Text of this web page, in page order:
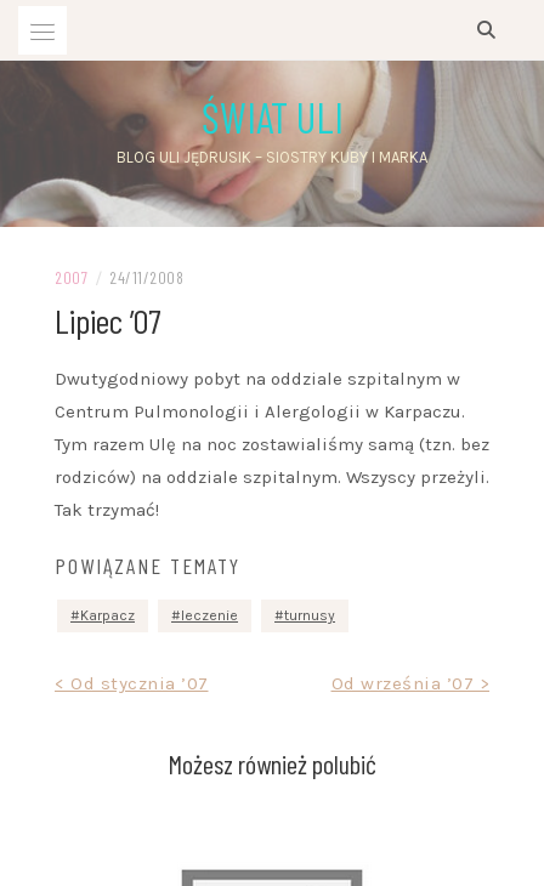
ŚWIAT ULI
BLOG ULI JĘDRUSIK – SIOSTRY KUBY I MARKA
2007 / 24/11/2008
Lipiec ’07
Dwutygodniowy pobyt na oddziale szpitalnym w
Centrum Pulmonologii i Alergologii w Karpaczu.
Tym razem Ulę na noc zostawialiśmy samą (tzn. bez
rodziców) na oddziale szpitalnym. Wszyscy przeżyli.
Tak trzymać!
POWIĄZANE TEMATY
Karpacz leczenie turnusy
Nawigacja< Od stycznia ’07 Od września ’07 >
Możesz również polubić